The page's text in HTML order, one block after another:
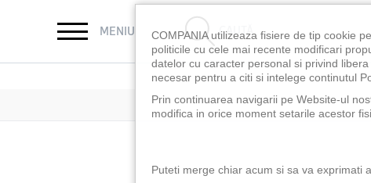
MENIU CAUTĂ
COMPANIA utilizeaza fisiere de tip cookie
politicile cu cele mai recente modificari
datelor cu caracter personal si privind
necesar pentru a citi si intelege continutul
Prin continuarea navigarii pe Website-ul
modifica in orice moment setarile acestor
Puteti merge chiar acum si sa va exprimati